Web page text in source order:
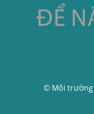
© Môi trường